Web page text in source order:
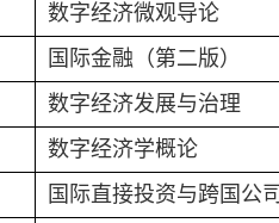
数字经济微观导论
国际金融（第二版）
数字经济发展与治理
数字经济学概论
国际直接投资与跨国公司